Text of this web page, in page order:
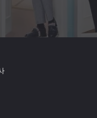
lo cual hace que ella se
y solo se ven cada dos meses.
y él ofrece da un trabajo en
el chofer.